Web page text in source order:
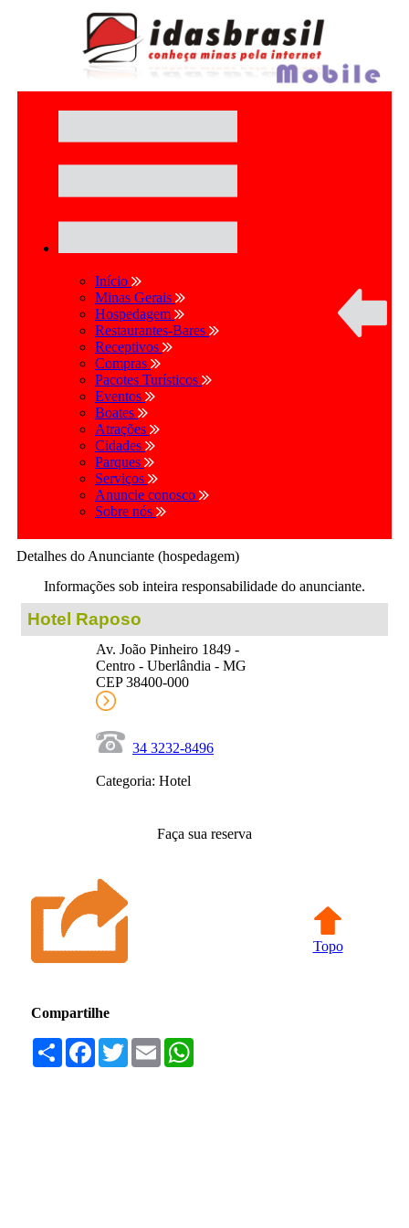
Início
Minas Gerais
Hospedagem
Restaurantes-Bares
Receptivos
Compras
Pacotes Turísticos
Eventos
Boates
Atrações
Cidades
Parques
Serviços
Anuncie conosco
Sobre nós
Detalhes do Anunciante (hospedagem)
Informações sob inteira responsabilidade do anunciante.
Hotel Raposo
Av. João Pinheiro 1849 -
Centro - Uberlândia - MG
CEP 38400-000
34 3232-8496
Categoria: Hotel
Faça sua reserva
Topo
Compartilhe
Compartilhar
Facebook
TwitterEmail